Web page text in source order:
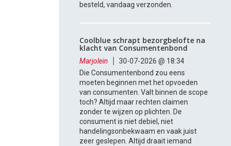
besteld, vandaag verzonden.
Coolblue schrapt bezorgbelofte na
klacht van Consumentenbond
Marjolein
30-07-2026 @ 18:34
Die Consumentenbond zou eens
moeten beginnen met het opvoeden
van consumenten. Valt binnen de scope
toch? Altijd maar rechten claimen
zonder te wijzen op plichten. De
consument is niet debiel, niet
handelingsonbekwaam en vaak juist
zeer geslepen. Altijd draait iemand